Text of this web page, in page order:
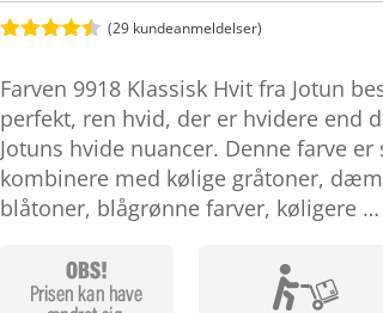
ud af 5
baseret
på
kundebedø
mmelser
(29kundeanmeldelser)
Farven 9918 Klassisk Hvit fra Jotun
perfekt, ren hvid, der er hvidere end
Jotuns hvide nuancer. Denne farve
kombinere med kølige gråtoner,
blåtoner, blågrønne farver, køligere …